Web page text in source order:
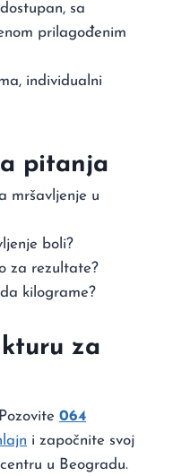
sa
prilagođenim
individualni
pitanja
mršavljenje u
boli?
za rezultate?
kilograme?
za
064
i započnite svoj
u Beogradu.